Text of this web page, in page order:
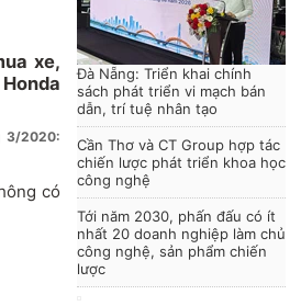
xe,
3/2020:
có
Đà Nẵng: Triển khai chính
sách phát triển vi mạch bán
dẫn, trí tuệ nhân tạo
Cần Thơ và CT Group hợp tác
chiến lược phát triển khoa học
công nghệ
Tới năm 2030, phấn đấu có ít
nhất 20 doanh nghiệp làm chủ
công nghệ, sản phẩm chiến
lược